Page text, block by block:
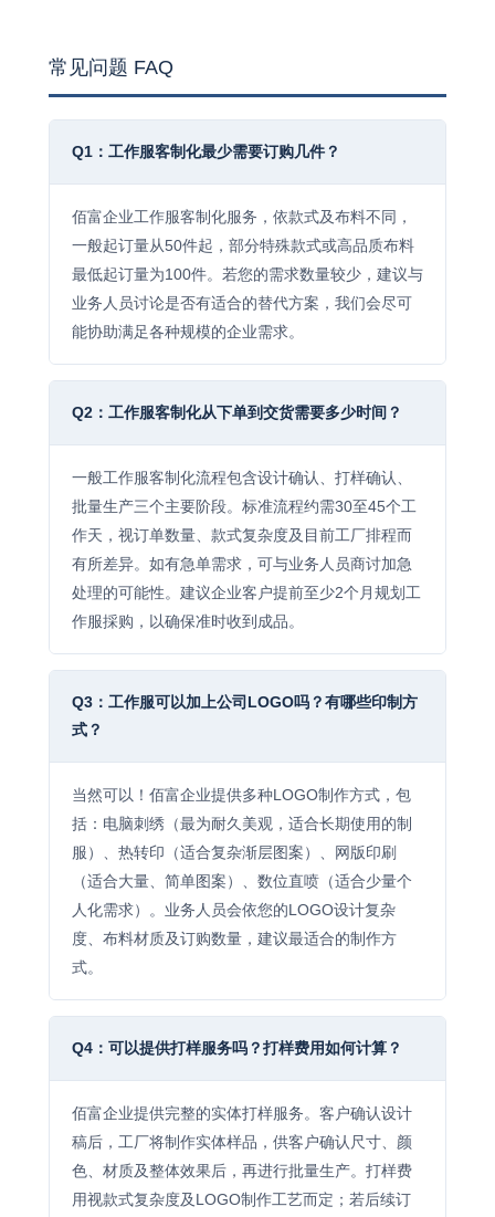
常见问题 FAQ
Q1：工作服客制化最少需要订购几件？
佰富企业工作服客制化服务，依款式及布料不同，
一般起订量从50件起，部分特殊款式或高品质布料
最低起订量为100件。若您的需求数量较少，建议与
业务人员讨论是否有适合的替代方案，我们会尽可
能协助满足各种规模的企业需求。
Q2：工作服客制化从下单到交货需要多少时间？
一般工作服客制化流程包含设计确认、打样确认、
批量生产三个主要阶段。标准流程约需30至45个工
作天，视订单数量、款式复杂度及目前工厂排程而
有所差异。如有急单需求，可与业务人员商讨加急
处理的可能性。建议企业客户提前至少2个月规划工
作服採购，以确保准时收到成品。
Q3：工作服可以加上公司LOGO吗？有哪些印制方
式？
当然可以！佰富企业提供多种LOGO制作方式，包
括：电脑刺绣（最为耐久美观，适合长期使用的制
服）、热转印（适合复杂渐层图案）、网版印刷
（适合大量、简单图案）、数位直喷（适合少量个
人化需求）。业务人员会依您的LOGO设计复杂
度、布料材质及订购数量，建议最适合的制作方
式。
Q4：可以提供打样服务吗？打样费用如何计算？
佰富企业提供完整的实体打样服务。客户确认设计
稿后，工厂将制作实体样品，供客户确认尺寸、颜
色、材质及整体效果后，再进行批量生产。打样费
用视款式复杂度及LOGO制作工艺而定；若后续订